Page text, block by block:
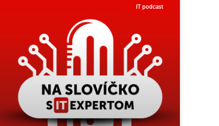
IT podcast